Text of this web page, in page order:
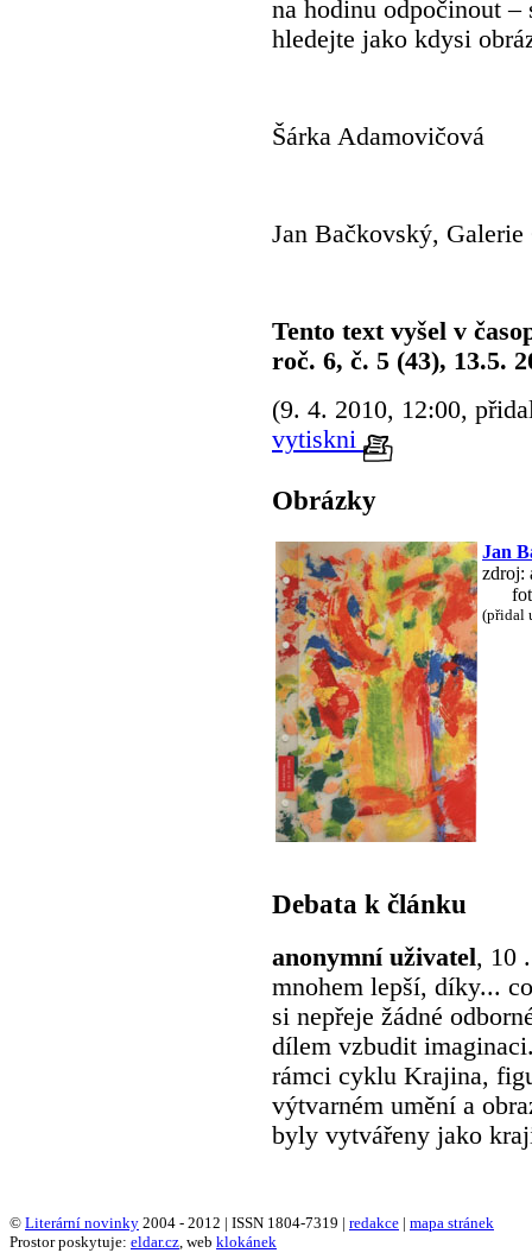
na hodinu odpočinout –
hledejte jako kdysi
Šárka Adamovičová
Jan Bačkovský,
Tento text vyšel v
roč. 6, č. 5 (43), 13.5.
(9. 4. 2010, 12:00,
vytiskni
Obrázky
Jan
zdroj:
(přidal
Debata k článku
anonymní uživatel, 10
mnohem lepší, díky...
si nepřeje žádné
dílem vzbudit
rámci cyklu Krajina,
výtvarném umění a
byly vytvářeny jako
© Literární novinky 2004 - 2012 | ISSN 1804-7319 | redakce | mapa stránek
Prostor poskytuje: eldar.cz , web klokánek